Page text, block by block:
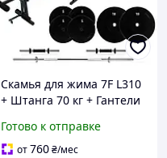
Скамья для жима 7F L310
+ Штанга 70 кг + Гантели
для силовых тренировок
Готово к отправке
от760₴/мес